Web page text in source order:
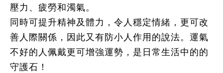
壓力、疲勞和濁氣。
同時可提升精神及體力，令人穩定情緒，更可改
善人際關係，因此又有防小人作用的說法。運氣
不好的人佩戴更可增強運勢，是日常生活中的的
守護石！